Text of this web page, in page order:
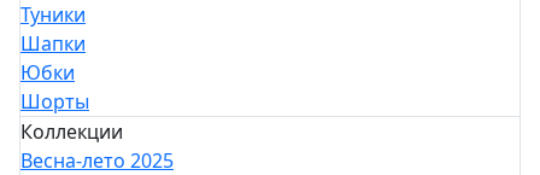
Туники
Шапки
Юбки
Шорты
Коллекции
Весна-лето 2025